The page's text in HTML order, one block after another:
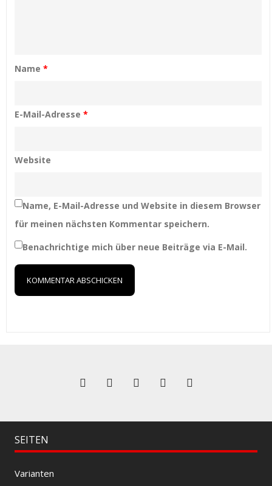
Name *
E-Mail-Adresse *
Website
Name, E-Mail-Adresse und Website in diesem Browser
für meinen nächsten Kommentar speichern.
Benachrichtige mich über neue Beiträge via E-Mail.
SEITEN
Varianten